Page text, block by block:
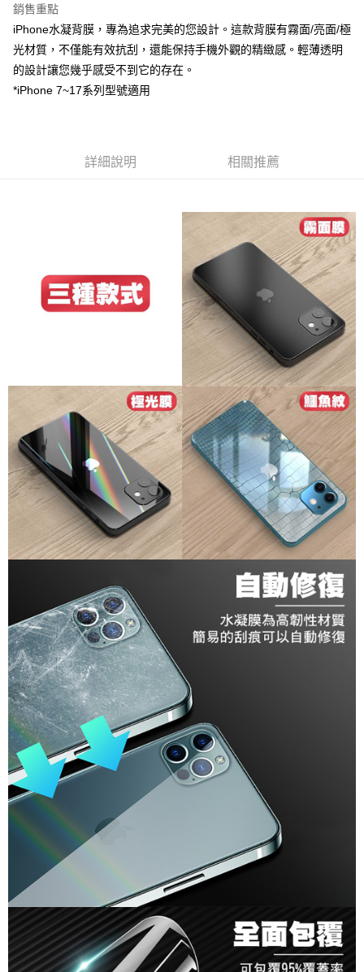
相關說明
【關於「AFTEE先享後付」】
AFTEE先享後付是「在收到商品之後才付款」的支付方式。 讓您購物簡單
便利好安心！
１．簡單：不需註冊會員、不需綁卡、不需儲值。
２．便利：只要手機號碼，簡訊認證，即可結帳。
結帳頁面，進行簡訊認證並確認金額後，即可完成結帳。
※ 請注意：結帳手續完成當下不需立刻繳費，但若您需要取消訂單，請聯絡
購買商品的店家。未經商家同意取消之訂單仍視為有效，需透過AFTEE先享
※ 交易是否成功請以「AFTEE先享後付 」之結帳頁面顯示為準，若有關於
是否繳費成功／繳費後需取消欲退款等相關疑問，請聯繫「AFTEE先享後付
客戶支援中心」 https://netprotections.freshdesk.com/support/home
１．透過由恩沛科技股份有限公司提供之「AFTEE先享後付」服務完成之交
易，需依本服務之必要範圍內提供個人資料，並將交易相關給付款項請求債
２．關於個人資料處理事宜，請瀏覽以下網址：
https://aftee.tw/terms/#terms3
３．未成年的使用者請事先徵得法定代理人或監護人之同意方可使用
「AFTEE先享後付」，若未經同意申辦者引起之損失，本公司不負相關責
任。
４．使用「AFTEE先享後付」時，將依據個別帳號之用戶狀況，依本公司即
時審查核予不同之上限額度；若仍有額度不足之情形，本公司將視審查結果
請求用戶進行身份認證。
５．嚴禁一人註冊多個帳號或使用他人資訊註冊。若發現惡意使用之情形，
恩沛科技股份有限公司將有權停止該用戶之使用額度並採取法律行動。
ATM付款
付款後全家取貨
每筆NT$60，滿NT$499(含以上)免運費
每筆NT$80，滿NT$699(含以上)免運費
銷售重點
iPhone水凝背膜，專為追求完美的您設計。這款背膜有霧面/亮面/極
光材質，不僅能有效抗刮，還能保持手機外觀的精緻感。輕薄透明
的設計讓您幾乎感受不到它的存在。
*iPhone 7~17系列型號適用
詳細說明 相關推薦